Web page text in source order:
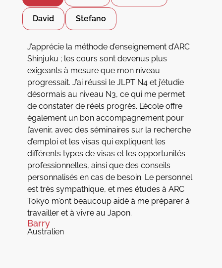
David Stefano
J’apprécie la méthode d’enseignement d’ARC
Shinjuku ; les cours sont devenus plus
exigeants à mesure que mon niveau
progressait. J’ai réussi le JLPT N4 et j’étudie
désormais au niveau N3, ce qui me permet
de constater de réels progrès. L’école offre
également un bon accompagnement pour
l’avenir, avec des séminaires sur la recherche
d’emploi et les visas qui expliquent les
différents types de visas et les opportunités
professionnelles, ainsi que des conseils
personnalisés en cas de besoin. Le personnel
est très sympathique, et mes études à ARC
Tokyo m’ont beaucoup aidé à me préparer à
travailler et à vivre au Japon.
Barry
Australien